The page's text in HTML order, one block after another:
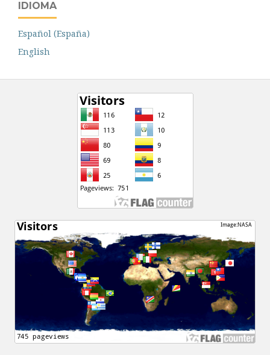
IDIOMA
Español (España)
English